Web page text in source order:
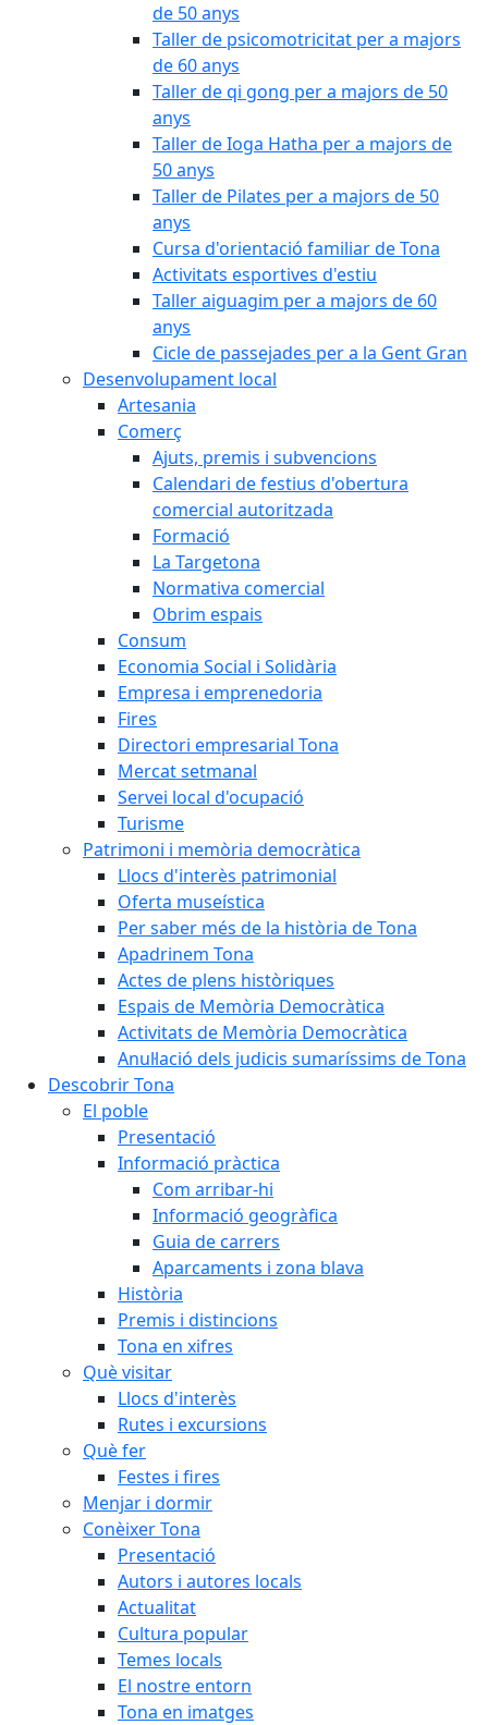
de 50 anys
Taller de psicomotricitat per a majors
de 60 anys
Taller de qi gong per a majors de 50
anys
Taller de Ioga Hatha per a majors de
50 anys
Taller de Pilates per a majors de 50
anys
Cursa d'orientació familiar de Tona
Activitats esportives d'estiu
Taller aiguagim per a majors de 60
anys
Cicle de passejades per a la Gent Gran
Desenvolupament local
Artesania
Comerç
Ajuts, premis i subvencions
Calendari de festius d'obertura
comercial autoritzada
Formació
La Targetona
Normativa comercial
Obrim espais
Consum
Economia Social i Solidària
Empresa i emprenedoria
Fires
Directori empresarial Tona
Mercat setmanal
Servei local d'ocupació
Turisme
Patrimoni i memòria democràtica
Llocs d'interès patrimonial
Oferta museística
Per saber més de la història de Tona
Apadrinem Tona
Actes de plens històriques
Espais de Memòria Democràtica
Activitats de Memòria Democràtica
Anul·lació dels judicis sumaríssims de Tona
Descobrir Tona
El poble
Presentació
Informació pràctica
Com arribar-hi
Informació geogràfica
Guia de carrers
Aparcaments i zona blava
Història
Premis i distincions
Tona en xifres
Què visitar
Llocs d'interès
Rutes i excursions
Què fer
Festes i fires
Menjar i dormir
Conèixer Tona
Presentació
Autors i autores locals
Actualitat
Cultura popular
Temes locals
El nostre entorn
Tona en imatges